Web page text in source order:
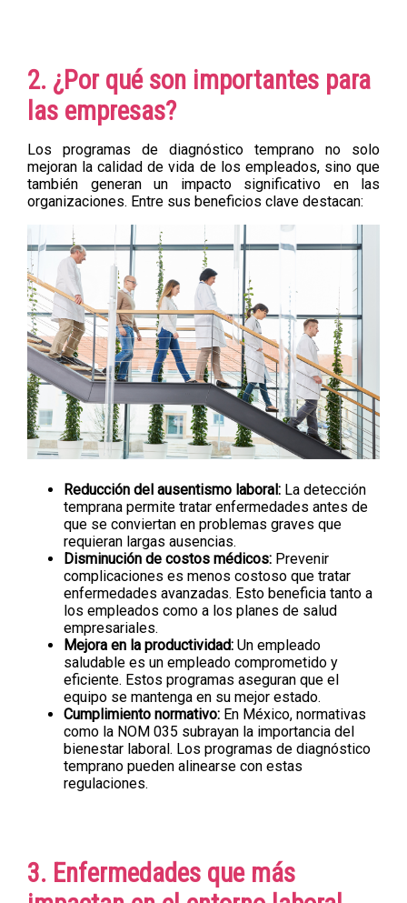
2. ¿Por qué son importantes para
las empresas?
Los programas de diagnóstico temprano no solo
mejoran la calidad de vida de los empleados, sino que
también generan un impacto significativo en las
organizaciones. Entre sus beneficios clave destacan:
Reducción del ausentismo laboral: La detección
temprana permite tratar enfermedades antes de
que se conviertan en problemas graves que
requieran largas ausencias.
Disminución de costos médicos: Prevenir
complicaciones es menos costoso que tratar
enfermedades avanzadas. Esto beneficia tanto a
los empleados como a los planes de salud
empresariales.
Mejora en la productividad: Un empleado
saludable es un empleado comprometido y
eficiente. Estos programas aseguran que el
equipo se mantenga en su mejor estado.
Cumplimiento normativo: En México, normativas
como la NOM 035 subrayan la importancia del
bienestar laboral. Los programas de diagnóstico
temprano pueden alinearse con estas
regulaciones.
3. Enfermedades que más